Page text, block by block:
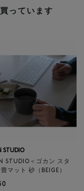
っています
STUDIO
STUDIO＜ゴカン スタ
マット 砂（BEIGE）